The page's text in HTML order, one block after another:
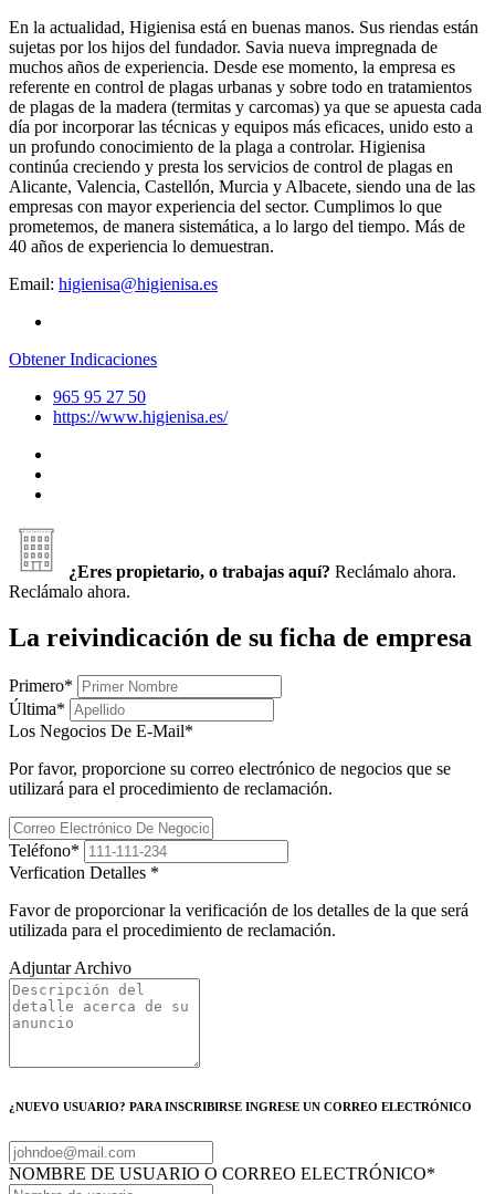
En la actualidad, Higienisa está en buenas manos. Sus riendas están
sujetas por los hijos del fundador. Savia nueva impregnada de
muchos años de experiencia. Desde ese momento, la empresa es
referente en control de plagas urbanas y sobre todo en tratamientos
de plagas de la madera (termitas y carcomas) ya que se apuesta cada
día por incorporar las técnicas y equipos más eficaces, unido esto a
un profundo conocimiento de la plaga a controlar. Higienisa
continúa creciendo y presta los servicios de control de plagas en
Alicante, Valencia, Castellón, Murcia y Albacete, siendo una de las
empresas con mayor experiencia del sector. Cumplimos lo que
prometemos, de manera sistemática, a lo largo del tiempo. Más de
40 años de experiencia lo demuestran.
Email: higienisa@higienisa.es
Obtener Indicaciones
965 95 27 50
https://www.higienisa.es/
¿Eres propietario, o trabajas aquí? Reclámalo ahora.
Reclámalo ahora.
La reivindicación de su ficha de empresa
Primero*
Última*
Los Negocios De E-Mail*
Por favor, proporcione su correo electrónico de negocios que se
utilizará para el procedimiento de reclamación.
Teléfono*
Verfication Detalles *
Favor de proporcionar la verificación de los detalles de la que será
utilizada para el procedimiento de reclamación.
Adjuntar Archivo
¿NUEVO USUARIO? PARA INSCRIBIRSE INGRESE UN CORREO ELECTRÓNICO
NOMBRE DE USUARIO O CORREO ELECTRÓNICO*